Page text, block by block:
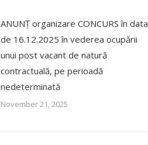
ANUNȚ organizare CONCURS în data
de 16.12.2025 în vederea ocupării
unui post vacant de natură
contractuală, pe perioadă
nedeterminată
November 21, 2025